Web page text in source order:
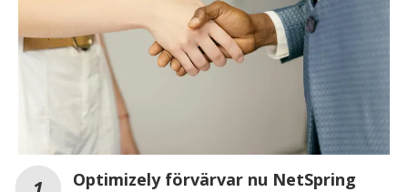
Optimizely förvärvar nu NetSpring